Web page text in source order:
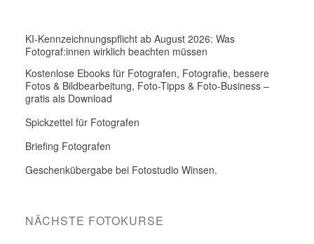
KI-Kennzeichnungspflicht ab August 2026: Was
Fotograf:innen wirklich beachten müssen
Kostenlose Ebooks für Fotografen, Fotografie, bessere
Fotos & Bildbearbeitung, Foto-Tipps & Foto-Business –
gratis als Download
Spickzettel für Fotografen
Briefing Fotografen
Geschenkübergabe bei Fotostudio Winsen.
NÄCHSTE FOTOKURSE